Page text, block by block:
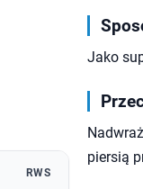
RWS
Jako
piersią